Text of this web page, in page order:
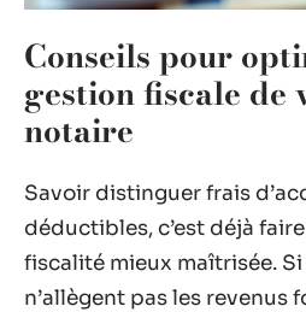
Conseils pour
gestion fiscale de
notaire
Savoir distinguer frais
déductibles, c’est déjà
fiscalité mieux maîtrisée. Si
n’allègent pas les revenus